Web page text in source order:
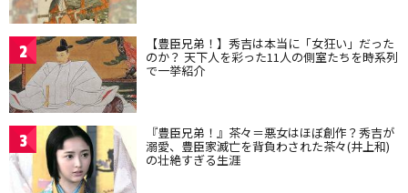
2 【豊臣兄弟！】秀吉は本当に「女狂い」だった
のか？ 天下人を彩った11人の側室たちを時系列
で一挙紹介
3 『豊臣兄弟！』茶々＝悪女はほぼ創作？秀吉が
溺愛、豊臣家滅亡を背負わされた茶々(井上和)
の壮絶すぎる生涯